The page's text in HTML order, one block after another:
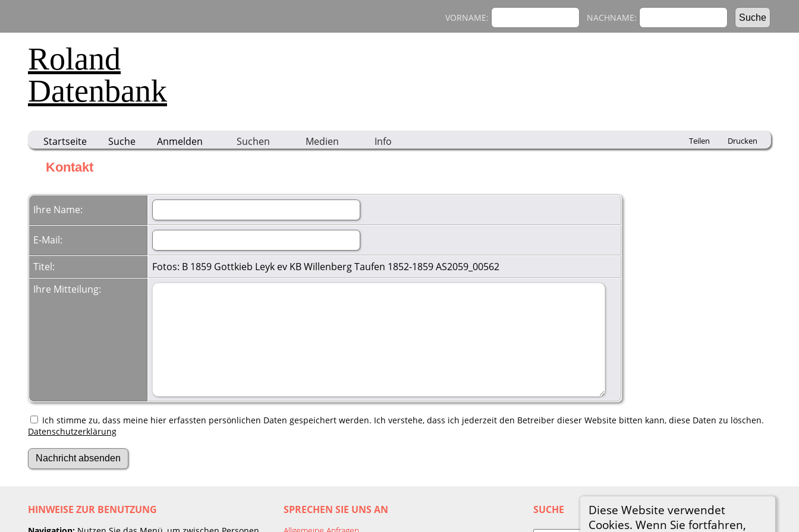
Roland
Datenbank
VORNAME: NACHNAME:
Startseite Suche Anmelden Suchen Medien Info Teilen Drucken
Diese Website verwendet
Cookies. Wenn Sie fortfahren,
Kontakt
Ihre Name:
E-Mail:
Titel:
Fotos: B 1859 Gottkieb Leyk ev KB Willenberg Taufen 1852-1859 AS2059_00562
Ihre Mitteilung:
Ich stimme zu, dass meine hier erfassten persönlichen Daten gespeichert werden. Ich verstehe, dass ich jederzeit den Betreiber dieser Website bitten kann, diese Daten zu löschen.
Datenschutzerklärung
HINWEISE ZUR BENUTZUNG SPRECHEN SIE UNS AN SUCHE